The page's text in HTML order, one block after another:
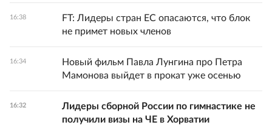
16:38
FT: Лидеры стран ЕС опасаются, что блок
не примет новых членов
16:34
Новый фильм Павла Лунгина про Петра
Мамонова выйдет в прокат уже осенью
16:32
Лидеры сборной России по гимнастике не
получили визы на ЧЕ в Хорватии